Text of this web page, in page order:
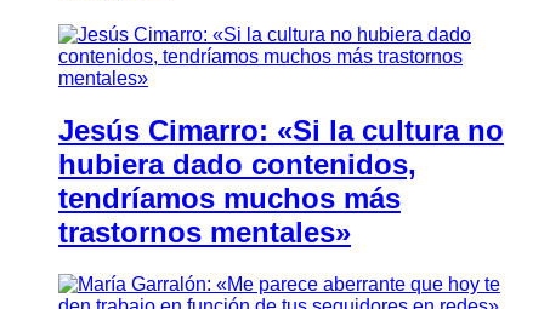
Jesús Cimarro: «Si la cultura no
hubiera dado contenidos,
tendríamos muchos más
trastornos mentales»